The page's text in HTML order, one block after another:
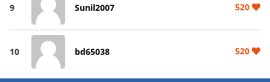
9 Sunil2007 520
10 bd65038 520